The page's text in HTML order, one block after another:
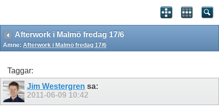
Afterwork i Malmö fredag 17/6
Ämne: Afterwork i Malmö fredag 17/6
Taggar:
Jim Westergren sa:
2011-06-09 10:42